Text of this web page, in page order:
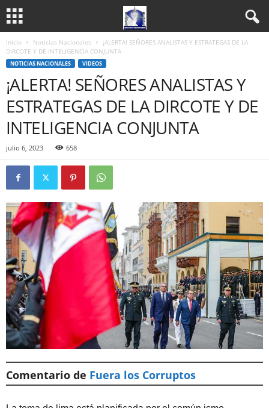
Inicio Noticias Nacionales
¡ALERTA! SEÑORES ANALISTAS Y ESTRATEGAS DE LA
DIRCOTE Y DE INTELIGENCIA CONJUNTA
NOTICIAS NACIONALES VIDEOS
¡ALERTA! SEÑORES ANALISTAS Y
ESTRATEGAS DE LA DIRCOTE Y DE
INTELIGENCIA CONJUNTA
julio 6, 2023 658
Comentario de Fuera los Corruptos